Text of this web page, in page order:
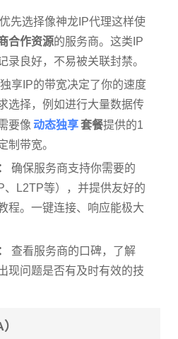
优先选择像神龙IP代理这样使
合作资源的服务商。这类IP
录良好，不易被关联封禁。
独享IP的带宽决定了你的速度
选择，例如进行大量数据传
要像 动态独享套餐提供的1
制带宽。
确保服务商支持你需要的
、L2TP等），并提供友好的
程。一键连接、响应能极大
查看服务商的口碑，了解
现问题是否有及时有效的技